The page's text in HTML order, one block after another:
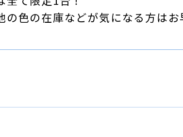
の色の在庫などが気になる方はお